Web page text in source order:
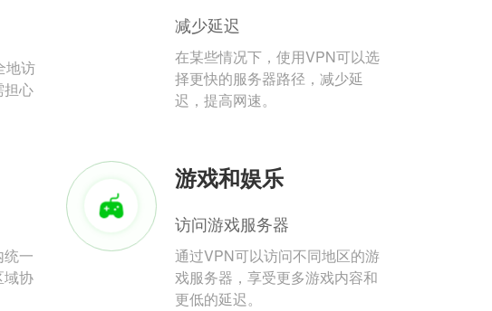
地访
担心
减少延迟
在某些情况下，使用VPN可以选
择更快的服务器路径，减少延
迟，提高网速。
统一
域协
游戏和娱乐
访问游戏服务器
通过VPN可以访问不同地区的游
戏服务器，享受更多游戏内容和
更低的延迟。